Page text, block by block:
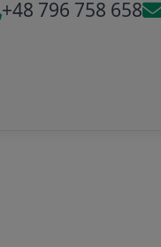
+48 796 758 658